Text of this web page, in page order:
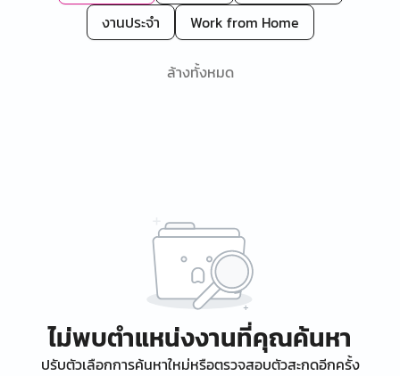
งานประจำ
Work from Home
ล้างทั้งหมด
ไม่พบตำแหน่งงานที่คุณค้นหา
ปรับตัวเลือกการค้นหาใหม่หรือตรวจสอบตัวสะกดอีกครั้ง